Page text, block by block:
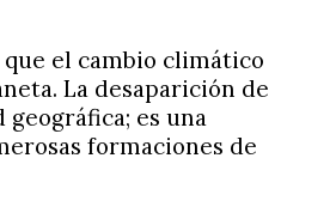
el cambio climático
La desaparición de
es una
formaciones de